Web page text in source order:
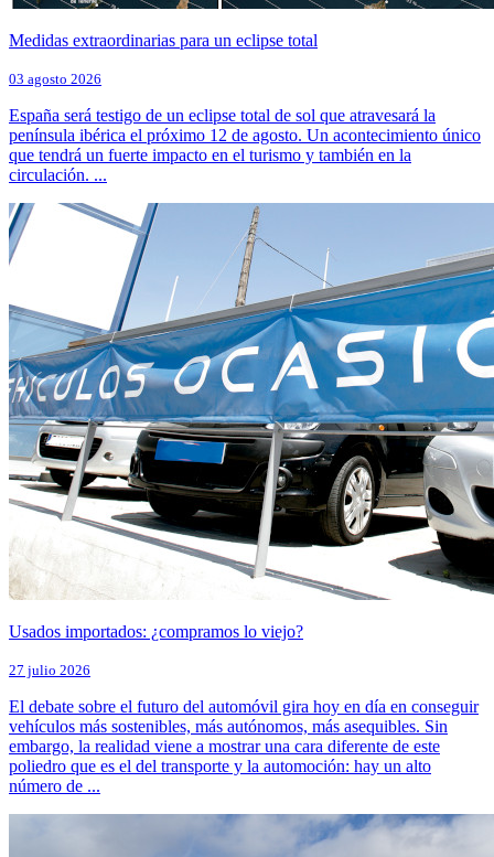
Medidas extraordinarias para un eclipse total
03 agosto 2026
España será testigo de un eclipse total de sol que atravesará la
península ibérica el próximo 12 de agosto. Un acontecimiento único
que tendrá un fuerte impacto en el turismo y también en la
circulación. ...
Usados importados: ¿compramos lo viejo?
27 julio 2026
El debate sobre el futuro del automóvil gira hoy en día en conseguir
vehículos más sostenibles, más autónomos, más asequibles. Sin
embargo, la realidad viene a mostrar una cara diferente de este
poliedro que es el del transporte y la automoción: hay un alto
número de ...